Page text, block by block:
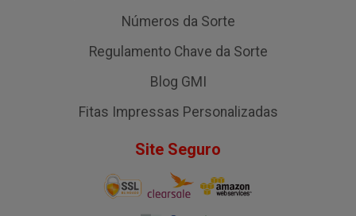
Números da Sorte
Regulamento Chave da Sorte
Blog GMI
Fitas Impressas Personalizadas
Site Seguro